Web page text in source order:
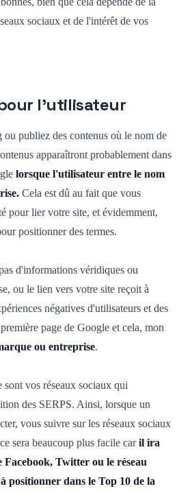
sociaux et de l'intérêt de vos
l'utilisateur
publiez des contenus où le nom de
apparaîtront probablement dans
lorsque l'utilisateur entre le nom
Cela est dû au fait que vous
pour lier votre site, et évidemment,
positionner des termes.
d'informations véridiques ou
ou le lien vers votre site reçoit à
négatives d'utilisateurs et des
page de Google et cela, mon
ou entreprise.
vos réseaux sociaux qui
des SERPS. Ainsi, lorsque un
vous suivre sur les réseaux sociaux
sera beaucoup plus facile caril ira
Twitter ou le réseau
positionner dans le Top 10 de la